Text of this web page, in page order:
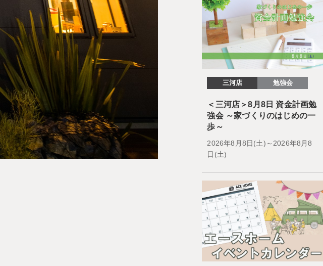
三河店 勉強会
＜三河店＞8月8日 資金計画勉
強会 ～家づくりのはじめの一
歩～
2026年8月8日(土)～2026年8月8
日(土)